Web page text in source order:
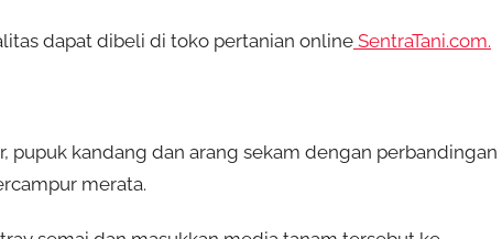
dapat dibeli di toko pertanian online SentraTani.com.
pupuk kandang dan arang sekam dengan perbandingan
merata.